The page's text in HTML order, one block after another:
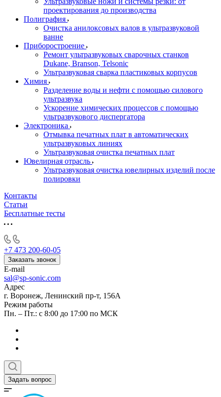
проектирования до производства
Полиграфия
Очистка анилоксовых валов в ультразвуковой
ванне
Приборостроение
Ремонт ультразвуковых сварочных станков
Dukane, Branson, Telsonic
Ультразвуковая сварка пластиковых корпусов
Химия
Разделение воды и нефти с помощью силового
ультразвука
Ускорение химических процессов с помощью
ультразвукового диспергатора
Электроника
Отмывка печатных плат в автоматических
ультразвуковых линиях
Ультразвуковая очистка печатных плат
Ювелирная отрасль
Ультразвуковая очистка ювелирных изделий после
полировки
Контакты
Статьи
Бесплатные тесты
+7 473 200-60-05
Заказать звонок
E-mail
sal@sp-sonic.com
Адрес
г. Воронеж, Ленинский пр-т, 156А
Режим работы
Пн. – Пт.: с 8:00 до 17:00 по МСК
Задать вопрос